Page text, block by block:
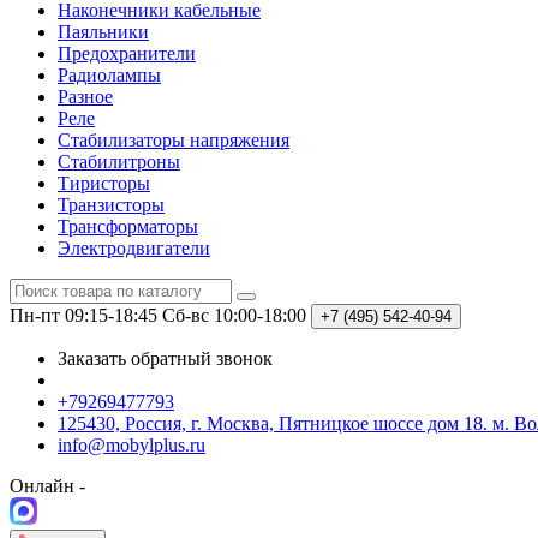
Наконечники кабельные
Паяльники
Предохранители
Радиолампы
Разное
Реле
Стабилизаторы напряжения
Стабилитроны
Тиристоры
Транзисторы
Трансформаторы
Электродвигатели
Пн-пт 09:15-18:45 Сб-вс 10:00-18:00 +7 (495) 542-40-94
Заказать обратный звонок
+79269477793
125430, Россия, г. Москва, Пятницкое шоссе дом 18. м.
info@mobylplus.ru
Онлайн -